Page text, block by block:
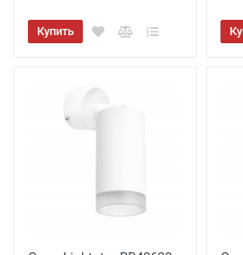
Купить